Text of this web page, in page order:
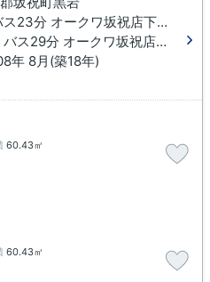
加茂野駅 バス23分 オークワ坂祝店下車 徒歩7分
前平公園駅 バス29分 オークワ坂祝店下車 徒歩7分
年 8月(築18年)
60.43㎡
60.43㎡